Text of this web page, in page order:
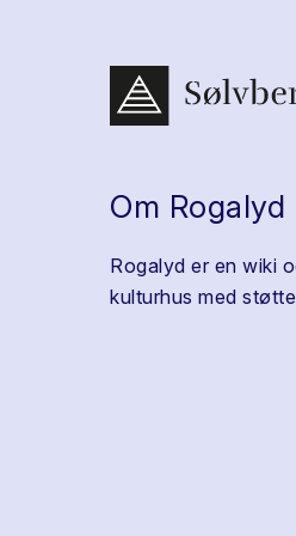
Om Rogalyd
Rogalyd er en wiki
kulturhus med